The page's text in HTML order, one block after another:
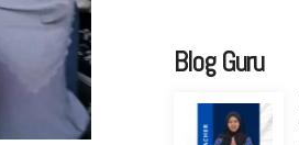
Blog Guru